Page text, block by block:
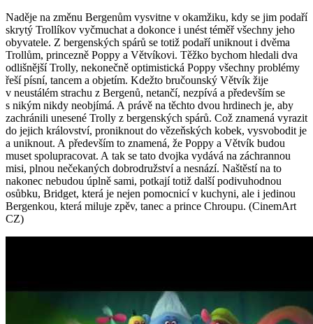
Naděje na změnu Bergenům vysvitne v okamžiku, kdy se jim podaří
skrytý Trollíkov vyčmuchat a dokonce i unést téměř všechny jeho
obyvatele. Z bergenských spárů se totiž podaří uniknout i dvěma
Trollům, princezně Poppy a Větvíkovi. Těžko bychom hledali dva
odlišnější Trolly, nekonečně optimistická Poppy všechny problémy
řeší písní, tancem a objetím. Kdežto bručounský Větvík žije
v neustálém strachu z Bergenů, netančí, nezpívá a především se
s nikým nikdy neobjímá. A právě na těchto dvou hrdinech je, aby
zachránili unesené Trolly z bergenských spárů. Což znamená vyrazit
do jejich království, proniknout do vězeňských kobek, vysvobodit je
a uniknout. A především to znamená, že Poppy a Větvík budou
muset spolupracovat. A tak se tato dvojka vydává na záchrannou
misi, plnou nečekaných dobrodružství a nesnází. Naštěstí na to
nakonec nebudou úplně sami, potkají totiž další podivuhodnou
osůbku, Bridget, která je nejen pomocnicí v kuchyni, ale i jedinou
Bergenkou, která miluje zpěv, tanec a prince Chroupu. (CinemArt
CZ)